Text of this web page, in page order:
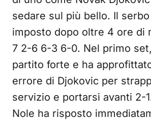
sedare sul più bello. Il
imposto dopo oltre 4 ore di
7 2-6 6-3 6-0. Nel primo
partito forte e ha
errore di Djokovic per
servizio e portarsi avanti 2-
Nole ha risposto